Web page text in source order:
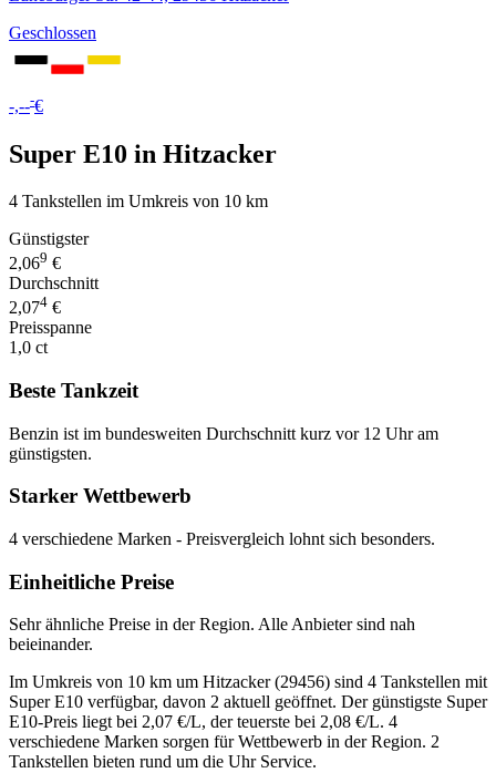
Geschlossen
-,---€
Super E10 in Hitzacker
4 Tankstellen im Umkreis von 10 km
Günstigster
2,069 €
Durchschnitt
2,074 €
Preisspanne
1,0 ct
Beste Tankzeit
Benzin ist im bundesweiten Durchschnitt kurz vor 12 Uhr am
günstigsten.
Starker Wettbewerb
4 verschiedene Marken - Preisvergleich lohnt sich besonders.
Einheitliche Preise
Sehr ähnliche Preise in der Region. Alle Anbieter sind nah
beieinander.
Im Umkreis von 10 km um Hitzacker (29456) sind 4 Tankstellen mit
Super E10 verfügbar, davon 2 aktuell geöffnet. Der günstigste Super
E10-Preis liegt bei 2,07 €/L, der teuerste bei 2,08 €/L. 4
verschiedene Marken sorgen für Wettbewerb in der Region. 2
Tankstellen bieten rund um die Uhr Service.